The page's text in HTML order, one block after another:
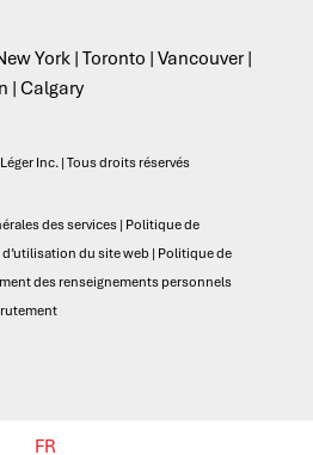
York | Toronto | Vancouver |
| Calgary
Inc. | Tous droits réservés
des services| Politique de
du site web | Politique de
des renseignements personnels
FR